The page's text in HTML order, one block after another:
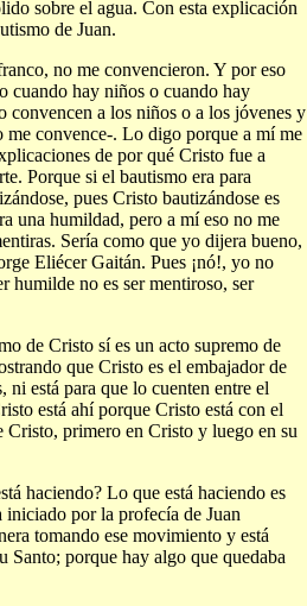
sobre el agua. Con esta explicación
de Juan.
no me convencieron. Y por eso
cuando hay niños o cuando hay
convencen a los niños o a los jóvenes y
me convence-. Lo digo porque a mí me
de por qué Cristo fue a
Porque si el bautismo era para
pues Cristo bautizándose es
una humildad, pero a mí eso no me
Sería como que yo dijera bueno,
Eliécer Gaitán. Pues ¡nó!, yo no
humilde no es ser mentiroso, ser
de Cristo sí es un acto supremo de
que Cristo es el embajador de
ni está para que lo cuenten entre el
está ahí porque Cristo está con el
Cristo, primero en Cristo y luego en su
haciendo? Lo que está haciendo es
por la profecía de Juan
tomando ese movimiento y está
Santo; porque hay algo que quedaba